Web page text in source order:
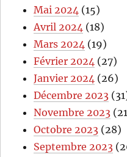
Mai 2024 (15)
Avril 2024 (18)
Mars 2024 (19)
Février 2024 (27)
Janvier 2024 (26)
Décembre 2023
Novembre 2023
Octobre 2023 (28)
Septembre 2023